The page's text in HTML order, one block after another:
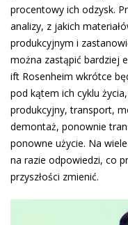
procentowy ich odzysk.
analizy, z jakich
produkcyjnym i
można zastąpić bardziej
ift Rosenheim wkrótce
pod kątem ich cyklu
produkcyjny, transport,
demontaż, ponownie
ponowne użycie. Na
na razie odpowiedzi, co
przyszłości zmienić.